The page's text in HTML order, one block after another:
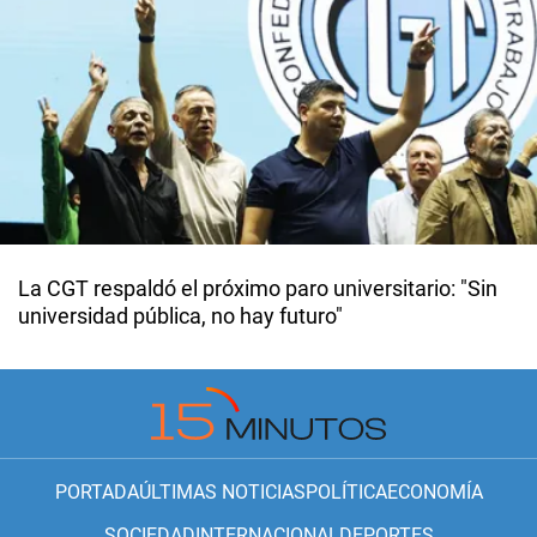
La CGT respaldó el próximo paro universitario: "Sin
universidad pública, no hay futuro"
PORTADAÚLTIMAS NOTICIASPOLÍTICAECONOMÍA